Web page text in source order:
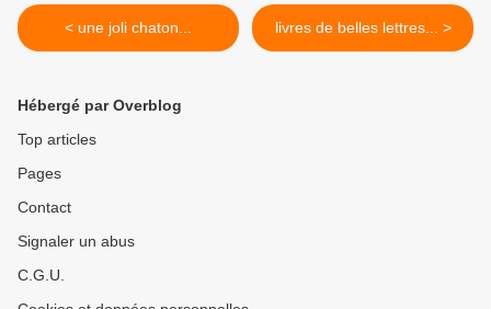
< une joli chaton... livres de belles lettres... >
Hébergé par Overblog
Top articles
Pages
Contact
Signaler un abus
C.G.U.